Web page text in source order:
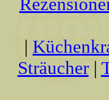
|
Sträucher|